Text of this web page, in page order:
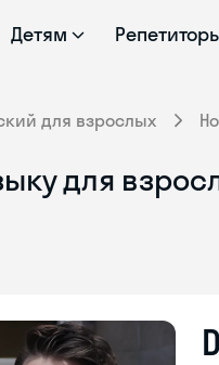
Детям
для взрослых
для